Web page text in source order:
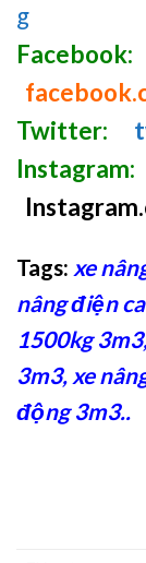
g
Facebook:
Twitter:
Instagram:
Tags: xe
nâng điện
1500kg 3m3
3m3, xe
động 3m3..